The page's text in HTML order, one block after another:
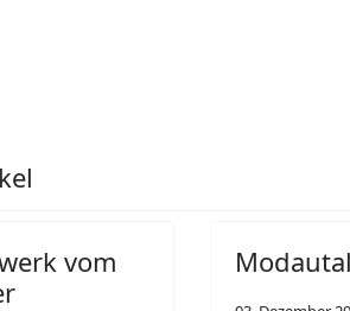
Haushalts(t)räume und
vom